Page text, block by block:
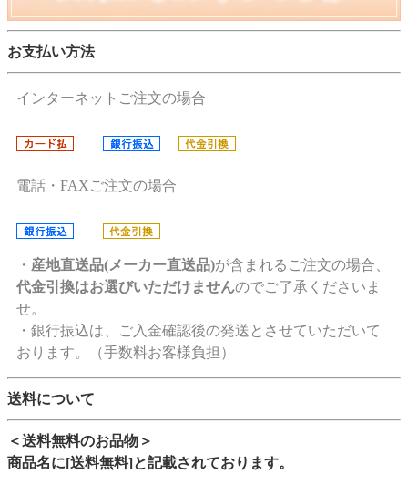
お支払い方法
インターネットご注文の場合
電話・FAXご注文の場合
・ 産地直送品(メーカー直送品)が含まれるご注文の場合、
代金引換はお選びいただけませんのでご了承くださいま
せ。
・銀行振込は、ご入金確認後の発送とさせていただいて
おります。（手数料お客様負担）
送料について
＜送料無料のお品物＞
商品名に[送料無料]と記載されております。